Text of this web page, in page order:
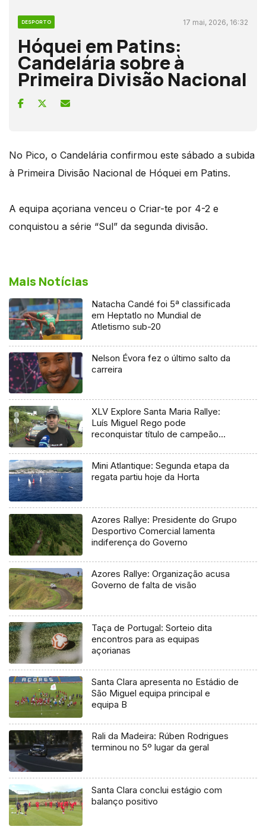
DESPORTO 17 mai, 2026, 16:32
Hóquei em Patins:
Candelária sobre à
Primeira Divisão Nacional
No Pico, o Candelária confirmou este sábado a subida
à Primeira Divisão Nacional de Hóquei em Patins.
A equipa açoriana venceu o Criar-te por 4-2 e
conquistou a série “Sul” da segunda divisão.
Mais Notícias
Natacha Candé foi 5ª classificada
em Heptatlo no Mundial de
Atletismo sub-20
Nelson Évora fez o último salto da
carreira
XLV Explore Santa Maria Rallye:
Luís Miguel Rego pode
reconquistar título de campeão
Mini Atlantique: Segunda etapa da
regata partiu hoje da Horta
Azores Rallye: Presidente do Grupo
Desportivo Comercial lamenta
indiferença do Governo
Azores Rallye: Organização acusa
Governo de falta de visão
Taça de Portugal: Sorteio dita
encontros para as equipas
açorianas
Santa Clara apresenta no Estádio de
São Miguel equipa principal e
equipa B
Rali da Madeira: Rúben Rodrigues
terminou no 5º lugar da geral
Santa Clara conclui estágio com
balanço positivo